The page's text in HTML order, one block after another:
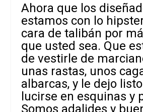
Ahora que los
estamos con lo
cara de talibán por
que usted sea. Que
de vestirle de
unas rastas, unos
albarcas, y le dejo
lucirse en esquinas y
Somos adalides y